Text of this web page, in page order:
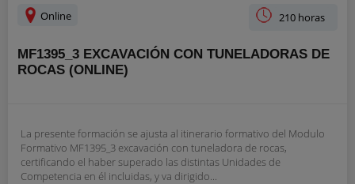
Online 210 horas
MF1395_3 EXCAVACIÓN CON TUNELADORAS DE
ROCAS (ONLINE)
La presente formación se ajusta al itinerario formativo del Modulo
Formativo MF1395_3 excavación con tuneladora de rocas,
certificando el haber superado las distintas Unidades de
Competencia en él incluidas, y va dirigido...